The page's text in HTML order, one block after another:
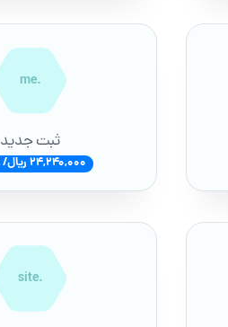
.me
ثبت جدید
24,240,000 ریال/ 1 سال
.site